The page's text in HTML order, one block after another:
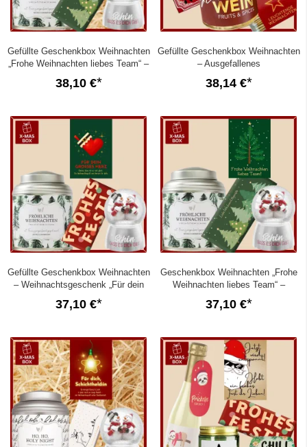
Gefüllte Geschenkbox Weihnachten
„Frohe Weihnachten liebes Team“ –
Mitarbeitergeschenk (Set 4)
38,10 €
Gefüllte Geschenkbox Weihnachten
– Ausgefallenes
Weihnachtsgeschenk (Schneekugel
– Set 7)
38,14 €
Gefüllte Geschenkbox Weihnachten
– Weihnachtsgeschenk „Für dein
großes Herz“ (Set 2)
37,10 €
Geschenkbox Weihnachten „Frohe
Weihnachten liebes Team“ –
Mitarbeitergeschenk (Set 3)
37,10 €